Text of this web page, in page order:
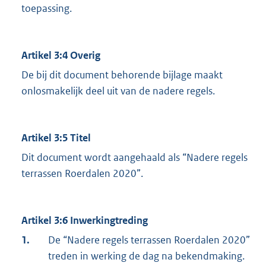
toepassing.
Artikel 3:4 Overig
De bij dit document behorende bijlage maakt
onlosmakelijk deel uit van de nadere regels.
Artikel 3:5 Titel
Dit document wordt aangehaald als “Nadere regels
terrassen Roerdalen 2020”.
Artikel 3:6 Inwerkingtreding
1.
De “Nadere regels terrassen Roerdalen 2020”
treden in werking de dag na bekendmaking.